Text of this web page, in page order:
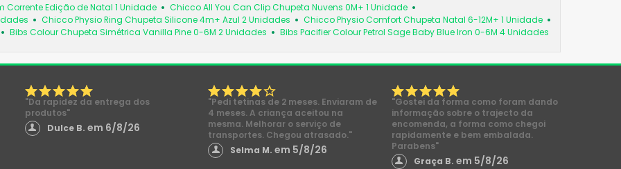
Edição de Natal 1 Unidade
Chicco All You Can Clip Chupeta Nuvens 0M+ 1 Unidade
Chicco Physio Ring Chupeta Silicone 4m+ Azul 2 Unidades
Chicco Physio Comfort Chupeta Natal 6-12M+ 1 Unidade
Bibs Colour Chupeta Simétrica Vanilla Pine 0-6M 2 Unidades Bibs Pacifier Colour Petrol Sage Baby Blue Iron 0-6M 4 Unidades
"Da rapidez da entrega dos
produtos"
Dulce B. em 6/8/26
"Pedi tetinas de 2 meses. Enviaram de
4 meses. A criança aceitou na
mesma. Melhorar o serviço de
transportes. Chegou atrasado."
Selma M.em 5/8/26
"Gostei da forma como foram dando
informação sobre o trajecto da
encomenda, a forma como chegoi
rapidamente e bem embalada.
Parabens"
Graça B. em 5/8/26